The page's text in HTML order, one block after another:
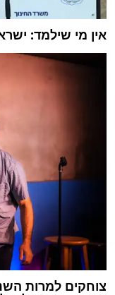
אין מי שילמד:
צוחקים למרות